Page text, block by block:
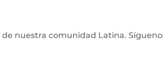
de nuestra comunidad Latina.